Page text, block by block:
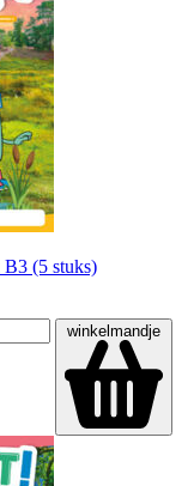
(5 stuks)
winkelmandje